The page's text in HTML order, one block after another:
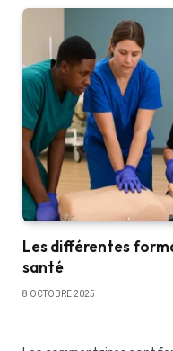
Les différentes
santé
8 OCTOBRE 2025